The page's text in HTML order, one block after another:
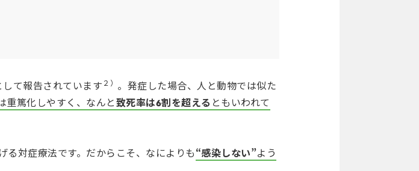
て報告されています ２） 。発症した場合、人と動物では似た
重篤化しやすく、なんと致死率は6割を超える ともいわれて
る対症療法です。だからこそ、なによりも“感染しない”よう